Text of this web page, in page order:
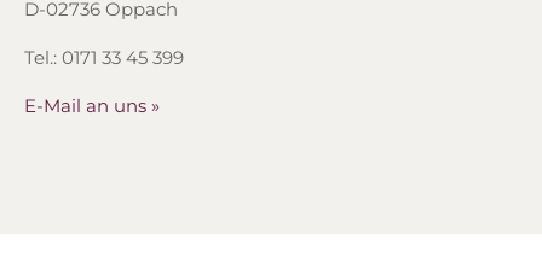
D-02736 Oppach
Tel.: 0171 33 45 399
E-Mail an uns »